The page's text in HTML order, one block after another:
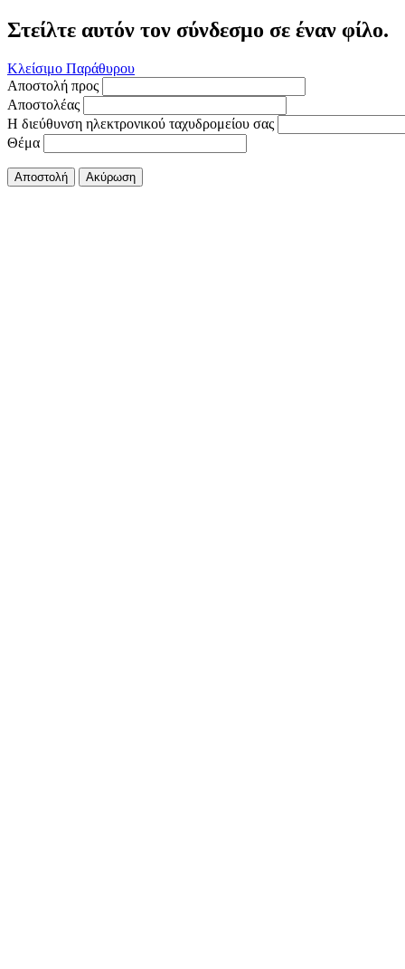
Στείλτε αυτόν τον σύνδεσμο σε έναν φίλο.
Κλείσιμο Παράθυρου
Αποστολή προς
Αποστολέας
Η διεύθυνση ηλεκτρονικού ταχυδρομείου σας
Θέμα
Αποστολή Ακύρωση